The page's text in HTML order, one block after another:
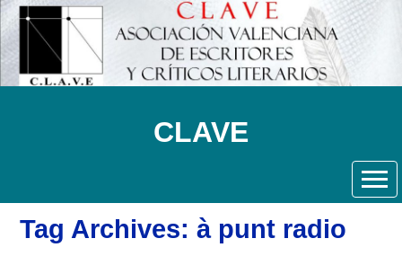
CLAVE
Tag Archives: à punt radio